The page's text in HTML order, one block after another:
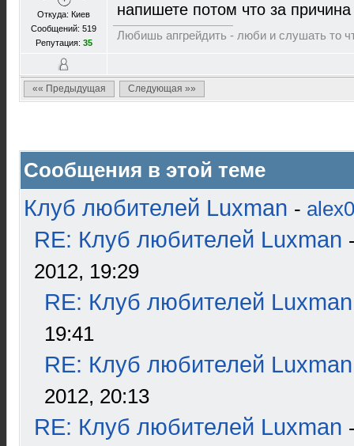
Откуда: Киев
Сообщений: 519
Репутация: 35
напишете потом что за
Любишь апгрейдить - люби и слушать то
«« Предыдущая Следующая »»
Сообщения в этой теме
Клуб любителей Luxman -
RE: Клуб любителей Luxman
2012, 19:29
RE: Клуб любителей Luxman
19:41
RE: Клуб любителей Luxman
2012, 20:13
RE: Клуб любителей Luxman